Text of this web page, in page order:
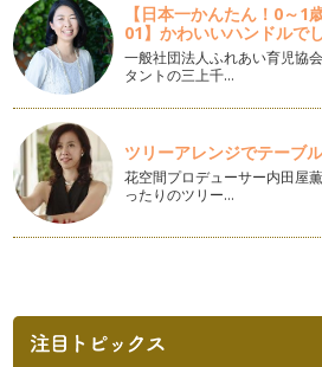
転勤？海外赴任？新天地でハッピー子
命をかけた出産を終え、子育てもよう
と思ったら、夫が急に転勤！ そんな…
子連れ飛行機の心得とダンドリ
7月、日本は多くの地域が梅雨の真っ
休みの計画を立てる方も多いのではな
【日本一かんたん！0～1
01】かわいいハンドルで
一般社団法人ふれあい育児協
タントの三上千…
ツリーアレンジでテーブ
花空間プロデューサー内田屋
ったりのツリー…